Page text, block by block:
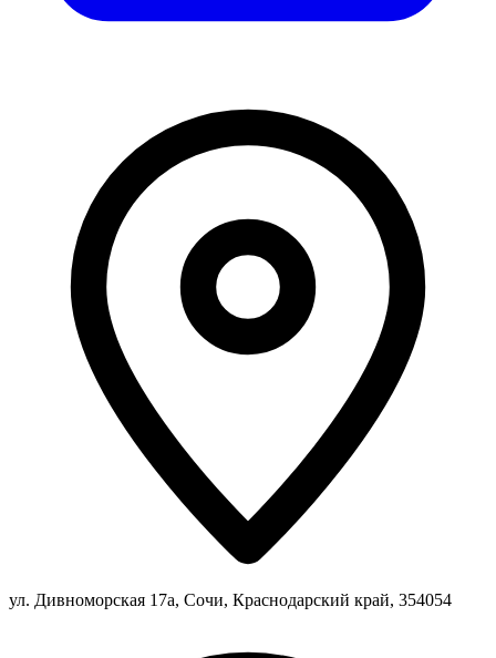
ул. Дивноморская 17а, Сочи, Краснодарский край, 354054